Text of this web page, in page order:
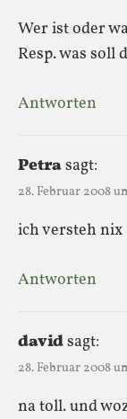
Wer ist oder
Resp. was soll
Antworten
Petrasagt:
28. Februar 2008
ich versteh nix
Antworten
davidsagt:
28. Februar 2008
na toll. und